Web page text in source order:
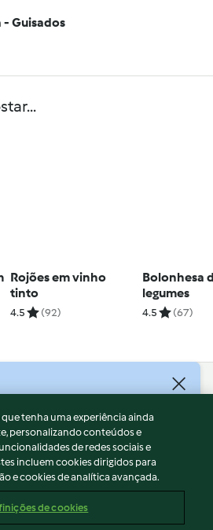
- Guisados
Rojões em vinho
tinto
4.5 (92)
Bolonhesa
legumes
4.5 (67)
tenha uma experiência ainda
personalizando conteúdos e
de redes sociais e
incluem cookies dirigidos para
e cookies de analítica avançada.
de cookies